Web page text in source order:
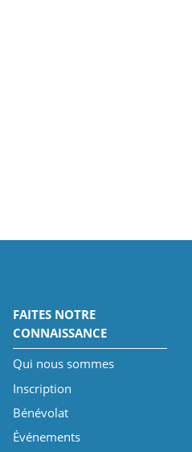
FAITES NOTRE
CONNAISSANCE
Qui nous sommes
Inscription
Bénévolat
Événements